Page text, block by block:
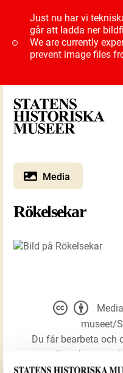
Just nu har vi
går att ladda ner
We are currently
prevent image files
Media
Rökelsekar
museet/
Du får bearbeta och
även